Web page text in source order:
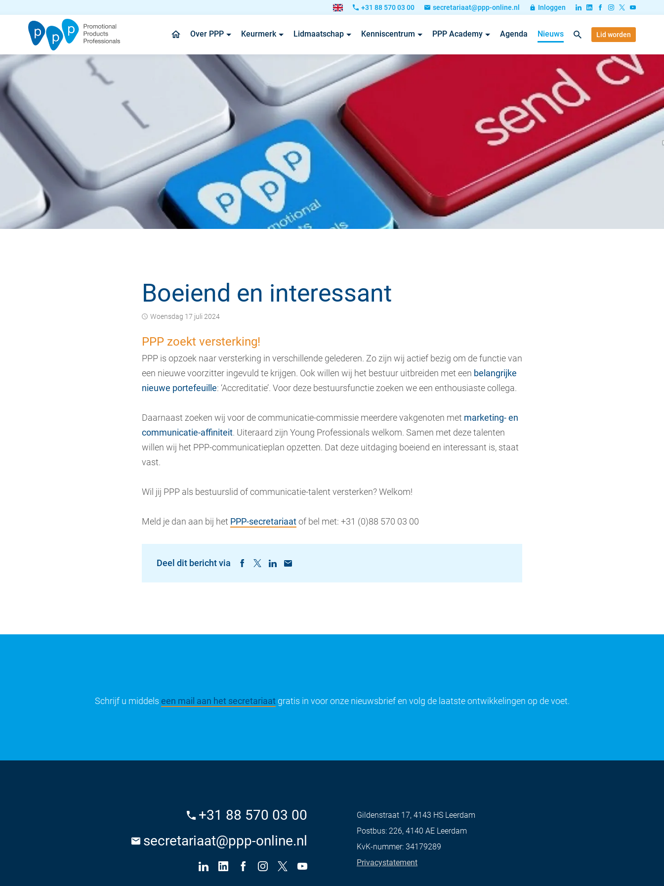
+31 88 570 03 00 secretariaat@ppp-online.nl Inloggen
Over PPP Keurmerk Lidmaatschap Kenniscentrum PPP Academy Agenda Nieuws Lid worden
Boeiend en interessant
woensdag 17 juli 2024
PPP zoekt versterking!
PPP is opzoek naar versterking in verschillende gelederen. Zo zijn wij actief bezig om de functie van
een nieuwe voorzitter ingevuld te krijgen. Ook willen wij het bestuur uitbreiden met een belangrijke
nieuwe portefeuille: ‘Accreditatie’. Voor deze bestuursfunctie zoeken we een enthousiaste collega.
Daarnaast zoeken wij voor de communicatie-commissie meerdere vakgenoten met marketing- en
communicatie-affiniteit. Uiteraard zijn Young Professionals welkom. Samen met deze talenten
willen wij het PPP-communicatieplan opzetten. Dat deze uitdaging boeiend en interessant is, staat
vast.
Wil jij PPP als bestuurslid of communicatie-talent versterken? Welkom!
Meld je dan aan bij het PPP-secretariaatof bel met: +31 (0)88 570 03 00
Deel dit bericht via
Schrijf u middels een mail aan het secretariaat gratis in voor onze nieuwsbrief en volg de laatste ontwikkelingen op de voet.
+31 88 570 03 00
secretariaat@ppp-online.nl
Gildenstraat 17, 4143 HS Leerdam
Postbus: 226, 4140 AE Leerdam
KvK-nummer: 34179289
Privacystatement